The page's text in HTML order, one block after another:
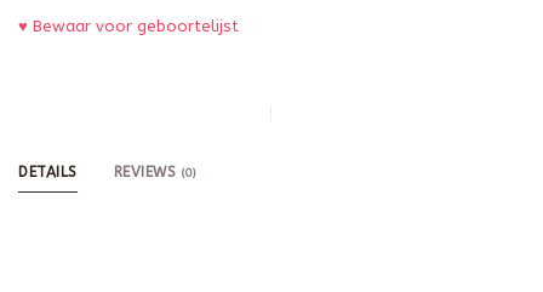
♥ Bewaar voor geboortelijst
DETAILS REVIEWS (0)